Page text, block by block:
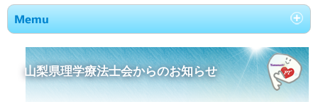
山梨県理学療法士会からのお知らせ